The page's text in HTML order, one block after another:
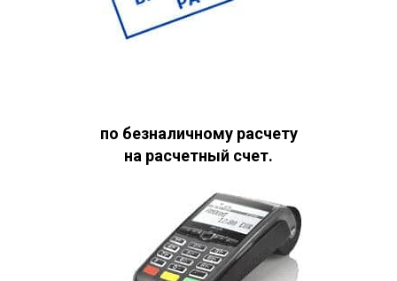
по безналичному расчету
на расчетный счет.